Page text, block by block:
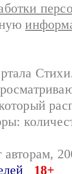
авторам,
18+